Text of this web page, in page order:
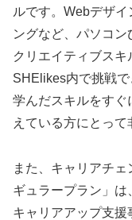
ルです。Webデザ
ングなど、パソコ
クリエイティブスキ
SHElikes内で挑戦で
学んだスキルをすぐ
えている方にとって
また、キャリアチ
ギュラープラン」は
キャリアアップ支